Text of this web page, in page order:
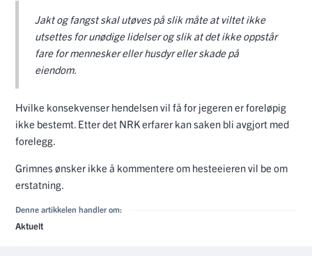
Jakt og fangst skal utøves på slik måte at viltet ikke
utsettes for unødige lidelser og slik at det ikke oppstår
fare for mennesker eller husdyr eller skade på
eiendom.
Hvilke konsekvenser hendelsen vil få for jegeren er foreløpig
ikke bestemt. Etter det NRK erfarer kan saken bli avgjort med
forelegg.
Grimnes ønsker ikke å kommentere om hesteeieren vil be om
erstatning.
Denne artikkelen handler om:
Aktuelt